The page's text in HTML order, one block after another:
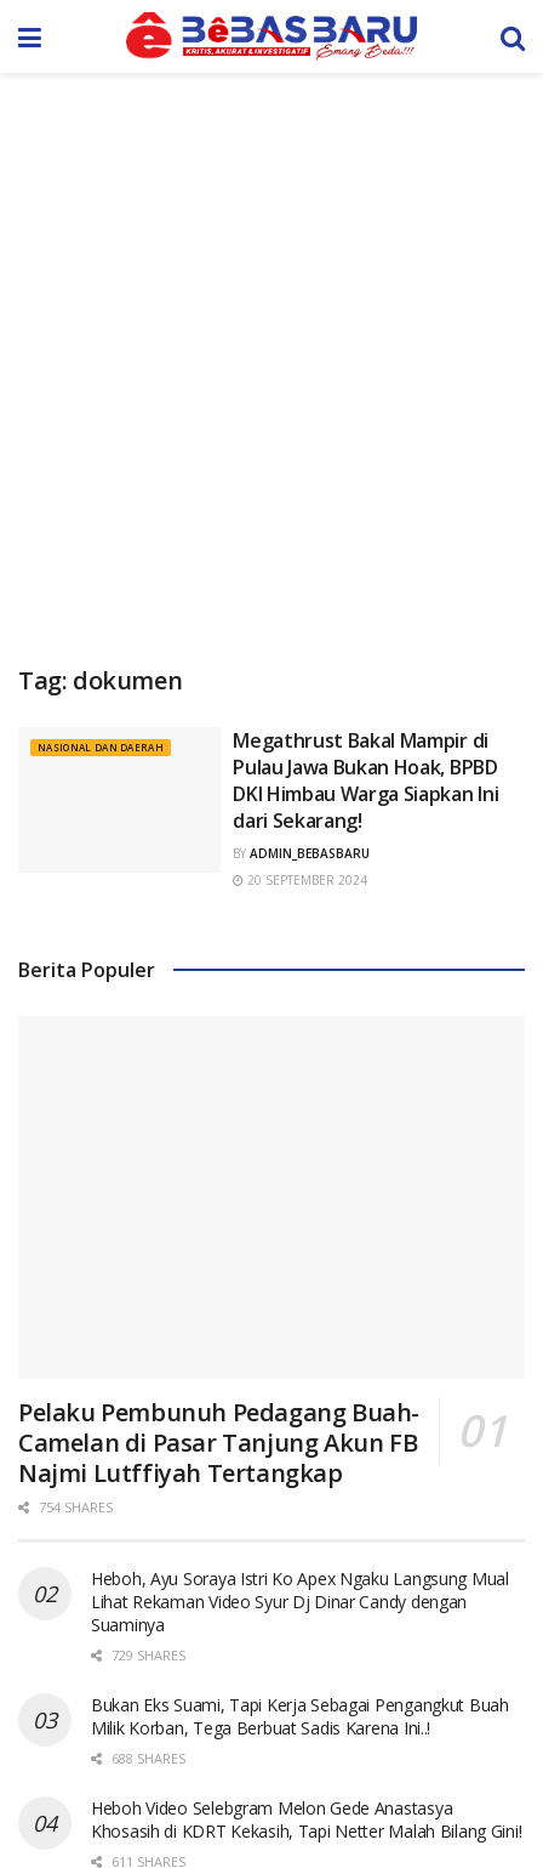
Tag: dokumen
NASIONAL DAN DAERAH
Megathrust Bakal Mampir di
Pulau Jawa Bukan Hoak, BPBD
DKI Himbau Warga Siapkan Ini
dari Sekarang!
BY ADMIN_BEBASBARU
20 SEPTEMBER 2024
Berita Populer
Pelaku Pembunuh Pedagang Buah-
Camelan di Pasar Tanjung Akun FB
Najmi Lutffiyah Tertangkap
754 SHARES
Heboh, Ayu Soraya Istri Ko Apex Ngaku Langsung Mual
Lihat Rekaman Video Syur Dj Dinar Candy dengan
Suaminya
729 SHARES
Bukan Eks Suami, Tapi Kerja Sebagai Pengangkut Buah
Milik Korban, Tega Berbuat Sadis Karena Ini..!
688 SHARES
Heboh Video Selebgram Melon Gede Anastasya
Khosasih di KDRT Kekasih, Tapi Netter Malah Bilang Gini!
611 SHARES